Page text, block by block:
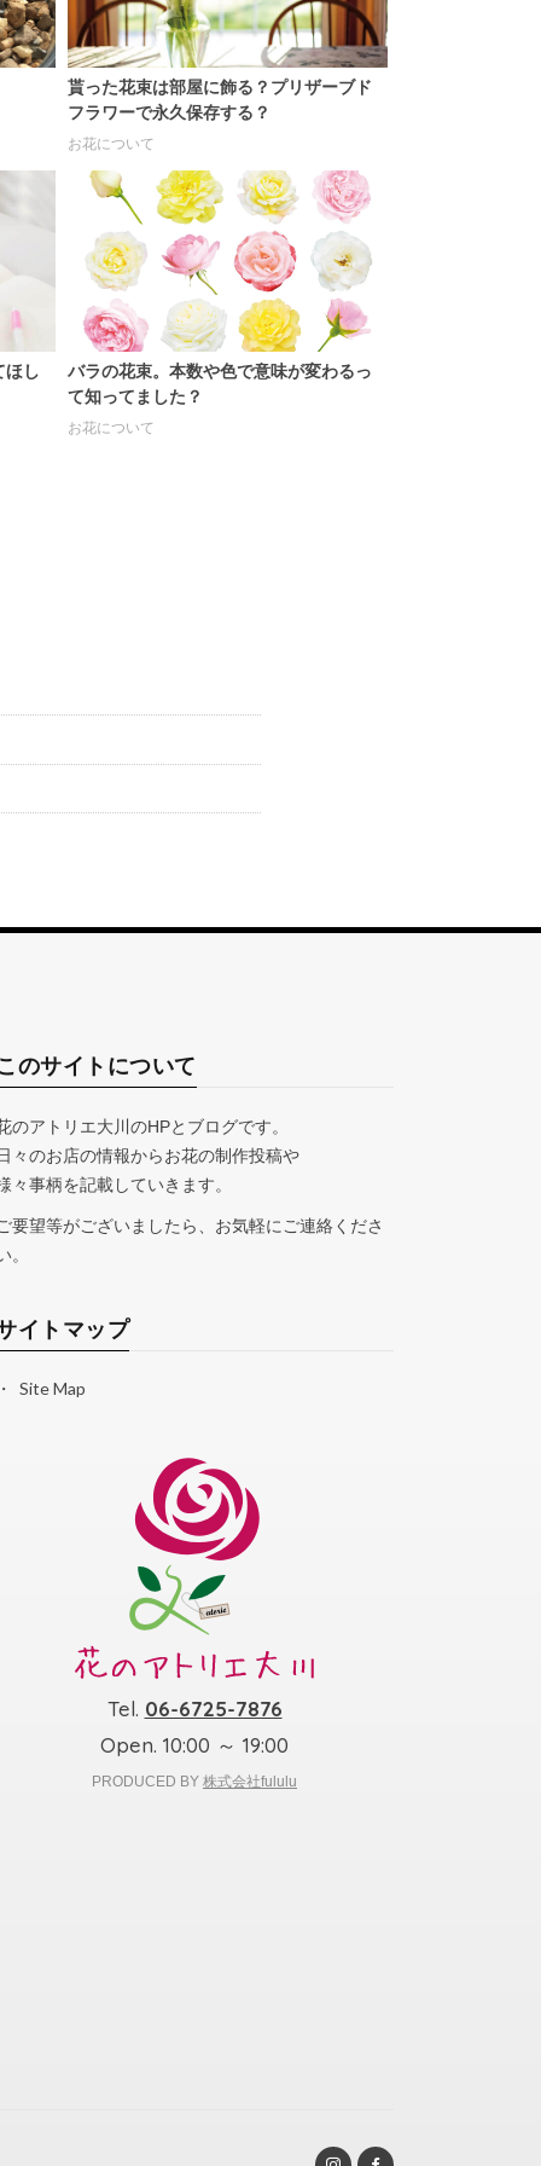
貰った花束は部屋に飾る？プリザーブド
フラワーで永久保存する？
お花について
ほし
バラの花束。本数や色で意味が変わるっ
て知ってました？
お花について
のサイトについて
のアトリエ大川のHPとブログです。
々のお店の情報からお花の制作投稿や
々事柄を記載していきます。
要望等がございましたら、お気軽にご連絡くださ
。
イトマップ
Site Map
Tel. 06-6725-7876
Open. 10:00 ～ 19:00
PRODUCED BY 株式会社fululu